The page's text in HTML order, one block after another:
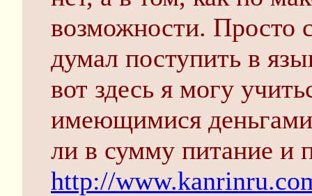
возможности. Просто
думал поступить в
вот здесь я могу
имеющимися
ли в сумму питание и
http://